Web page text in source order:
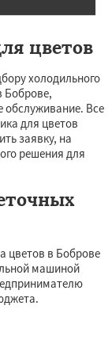
цветов
холодильного
Боброве,
обслуживание. Все
для цветов
заявку, на
решения для
цветов в Боброве
машиной